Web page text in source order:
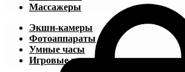
Массажеры
Экшн-камеры
Фотоаппараты
Умные часы
Игровые приставки